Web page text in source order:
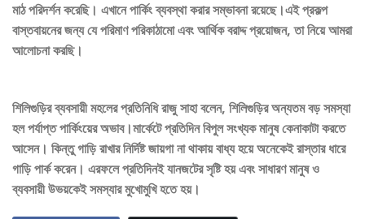
মাঠ পরিদর্শন করেছি। এখানে পার্কিং ব্যবস্থা করার সম্ভাবনা রয়েছে।এই প্রকল্প
বাস্তবায়নের জন্য যে পরিমাণ পরিকাঠামো এবং আর্থিক বরাদ্দ প্রয়োজন, তা নিয়ে আমরা
আলোচনা করছি।
শিলিগুড়ির ব্যবসায়ী মহলের প্রতিনিধি রাজু সাহা বলেন, শিলিগুড়ির অন্যতম বড় সমস্যা
হল পর্যাপ্ত পার্কিংয়ের অভাব।মার্কেটে প্রতিদিন বিপুল সংখ্যক মানুষ কেনাকাটা করতে
আসেন। কিন্তু গাড়ি রাখার নির্দিষ্ট জায়গা না থাকায় বাধ্য হয়ে অনেকেই রাস্তার ধারে
গাড়ি পার্ক করেন। এরফলে প্রতিদিনই যানজটের সৃষ্টি হয় এবং সাধারণ মানুষ ও
ব্যবসায়ী উভয়কেই সমস্যার মুখোমুখি হতে হয়।